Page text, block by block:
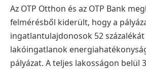
Az OTP Otthon és az OTP Bank
felmérésből kiderült, hogy a
ingatlantulajdonosok 52
lakóingatlanok
pályázat. A teljes lakosságon belül